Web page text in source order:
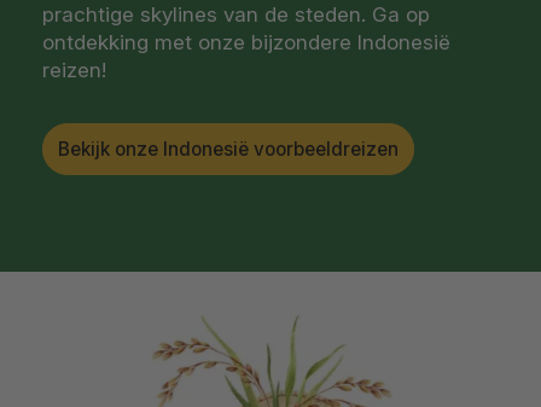
prachtige skylines van de steden. Ga op
ontdekking met onze bijzondere Indonesië
reizen!
Bekijk onze Indonesië voorbeeldreizen